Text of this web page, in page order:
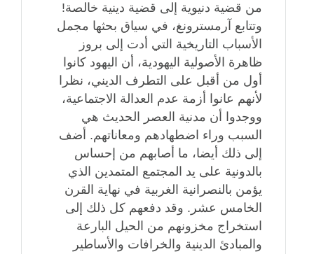
من قضية دنيوية إلى قضية دينية خالصة!
وتتابع آرمسترونغ، في سياق بحثها مجمل
الأسباب التاريخية التي أدت إلى بروز
ظاهرة الأصولية اليهودية، أن اليهود كانوا
أول من أقبل على التطرف الديني، نظرا
لأنهم عانوا أزمة عدم العدالة الاجتماعية،
ووجدوا أن مدنية العصر الحديث هي
السبب وراء اضطهادهم ومعاناتهم. أضف
إلى ذلك أيضا، ما أصابهم من إحساس
بالدونية على يد المجتمع المتمدين الذي
يؤمن بالنصرانية الغربية في نهاية القرن
الخامس عشر. وقد دفعهم كل ذلك إلى
استخراج مخزونهم من الحيل البارعة
والمبادئ الدينية والخرافات والأساطير